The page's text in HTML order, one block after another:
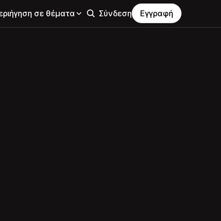
σε θέματα Σύνδεση Εγγραφή